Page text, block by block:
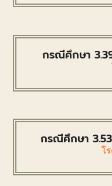
กรณีศึกษา
กรณีศึกษา
โ